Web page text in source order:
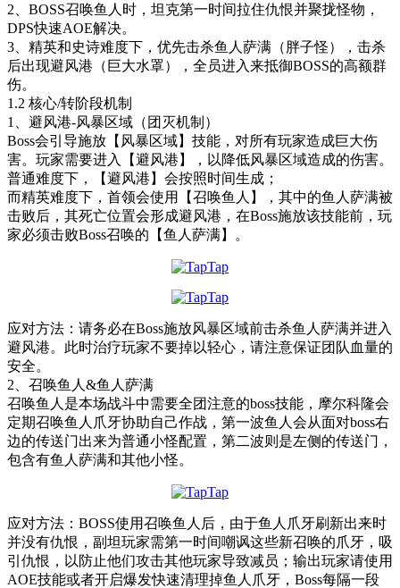
2、BOSS召唤鱼人时，坦克第一时间拉住仇恨并聚拢怪物，
DPS快速AOE解决。
3、精英和史诗难度下，优先击杀鱼人萨满（胖子怪），击杀
后出现避风港（巨大水罩），全员进入来抵御BOSS的高额群
伤。
1.2 核心/转阶段机制
1、避风港-风暴区域（团灭机制）
Boss会引导施放【风暴区域】技能，对所有玩家造成巨大伤
害。玩家需要进入【避风港】，以降低风暴区域造成的伤害。
普通难度下，
【避风港】会按照时间生成；
而精英难度下 ，首领会使用【召唤鱼人】，其中的鱼人萨满被
击败后，其死亡位置会形成避风港， 在Boss施放该技能前，玩
家必须击败Boss召唤的【鱼人萨满】
。
应对方法： 请务必在Boss施放风暴区域前击杀鱼人萨满并进入
避风港。此时治疗玩家不要掉以轻心，请注意保证团队血量的
安全。
2、召唤鱼人&鱼人萨满
召唤鱼人是本场战斗中需要全团注意的boss技能，摩尔科隆会
定期召唤鱼人爪牙协助自己作战，第一波鱼人会从面对boss右
边的传送门出来为普通小怪配置，第二波则是左侧的传送门，
包含有鱼人萨满和其他小怪。
应对方法： BOSS使用召唤鱼人后，由于鱼人爪牙刷新出来时
并没有仇恨，副坦玩家需第一时间嘲讽这些新召唤的爪牙，吸
引仇恨，以防止他们攻击其他玩家导致减员；输出玩家请使用
AOE技能或者开启爆发快速清理掉鱼人爪牙，Boss每隔一段